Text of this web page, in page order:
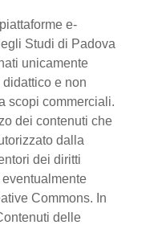
e-
Studi di Padova
unicamente
e non
scopi commerciali.
dei contenuti che
dalla
dei diritti
Commons. In
delle